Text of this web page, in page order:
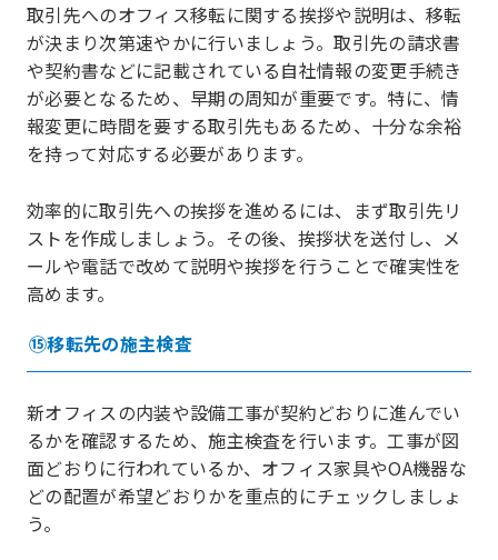
取引先へのオフィス移転に関する挨拶や説明は、移転
が決まり次第速やかに行いましょう。取引先の請求書
や契約書などに記載されている自社情報の変更手続き
が必要となるため、早期の周知が重要です。特に、情
報変更に時間を要する取引先もあるため、十分な余裕
を持って対応する必要があります。
効率的に取引先への挨拶を進めるには、まず取引先リ
ストを作成しましょう。その後、挨拶状を送付し、メ
ールや電話で改めて説明や挨拶を行うことで確実性を
高めます。
⑮移転先の施主検査
新オフィスの内装や設備工事が契約どおりに進んでい
るかを確認するため、施主検査を行います。工事が図
面どおりに行われているか、オフィス家具やOA機器な
どの配置が希望どおりかを重点的にチェックしましょ
う。